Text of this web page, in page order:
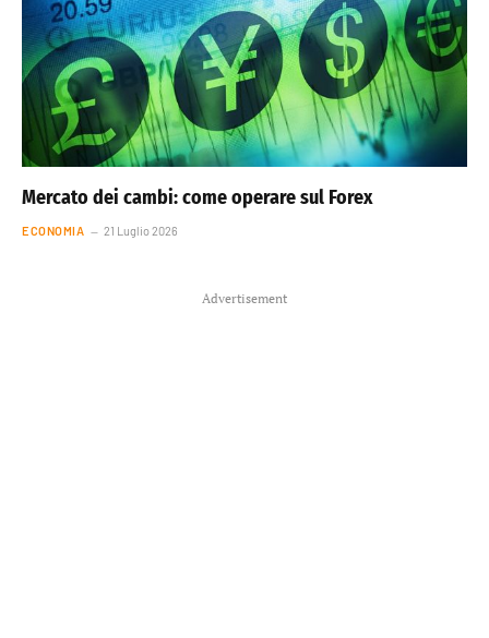
Mercato dei cambi: come operare sul Forex
ECONOMIA 21 Luglio 2026
Advertisement